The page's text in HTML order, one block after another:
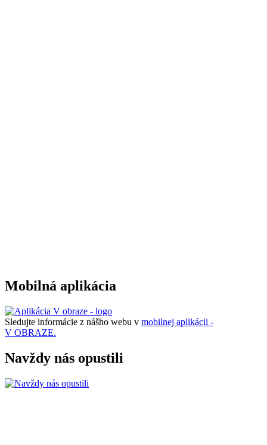
Mobilná aplikácia
Sledujte informácie z nášho webu v mobilnej aplikácii -
V OBRAZE.
Navždy nás opustili